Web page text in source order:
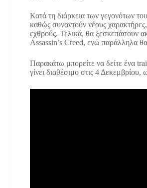
Κατά τη διάρκεια των γεγονότων
καθώς συναντούν νέους
εχθρούς. Τελικά, θα ξεσκεπάσουν
Assassin’s Creed, ενώ παράλληλα θα
Παρακάτω μπορείτε να δείτε ένα
γίνει διαθέσιμο στις 4